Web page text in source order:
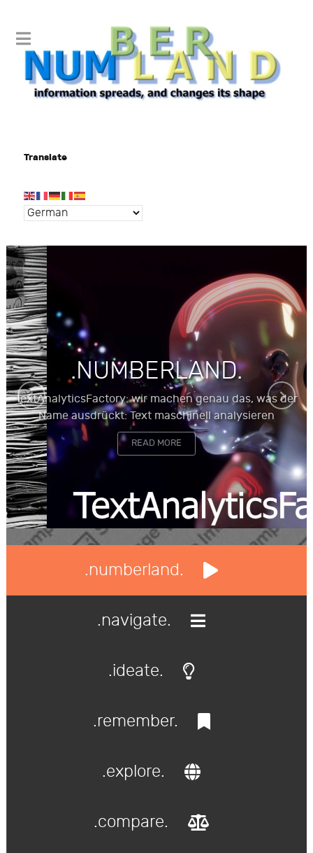
Translate
.NUMBERLAND.
TextAnalyticsFactory: wir machen genau das, was der
Name ausdrückt: Text maschinell analysieren
READ MORE
.numberland.
.navigate.
.ideate.
.remember.
.explore.
.compare.